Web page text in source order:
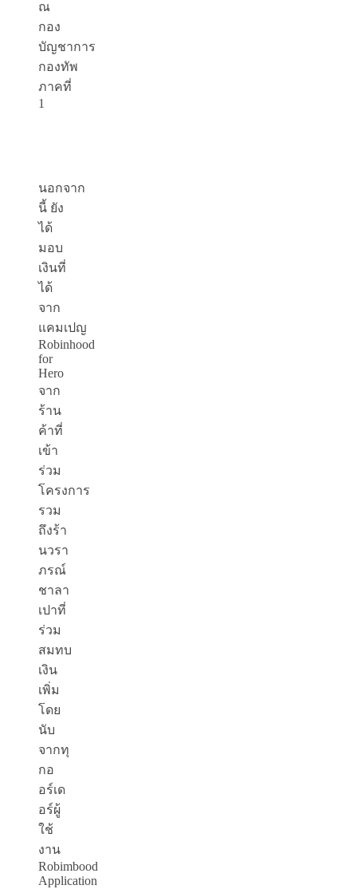
ณ
กอง
บัญชาการ
กองทัพ
ภาคที่
1
นอกจาก
นี้ ยัง
ได้
มอบ
เงินที่
ได้
จาก
แคมเปญ
Robinhood
for
Hero
จาก
ร้าน
ค้าที่
เข้า
ร่วม
โครงการ
รวม
ถึงร้า
นวรา
ภรณ์
ชาลา
เปาที่
ร่วม
สมทบ
เงิน
เพิ่ม
โดย
นับ
จากทุ
กอ
อร์เด
อร์ผู้
ใช้
งาน
Robimbood
Application